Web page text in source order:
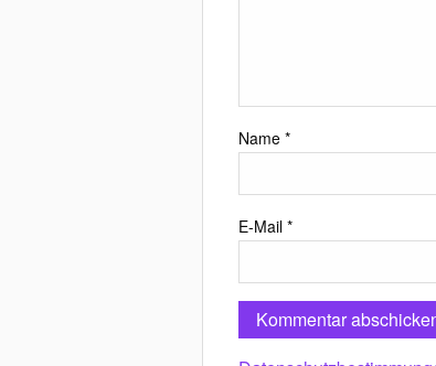
Name *
E-Mail *